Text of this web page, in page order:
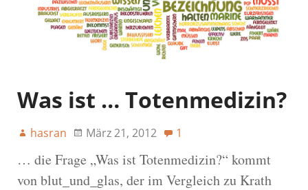
Was ist … Totenmedizin?
hasran März 21, 2012 1
… die Frage „Was ist Totenmedizin?“ kommt
von blut_und_glas, der im Vergleich zu Krath